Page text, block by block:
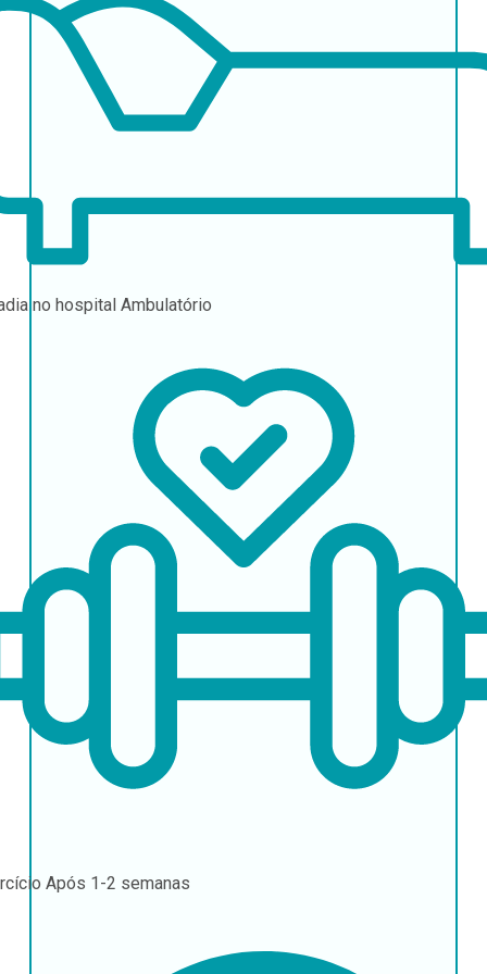
no hospital Ambulatório
Após 1-2 semanas